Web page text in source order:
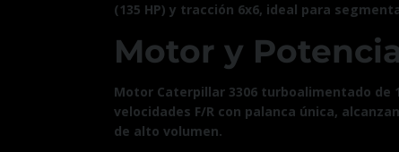
(135 HP) y tracción 6x6, ideal para
Motor y
Motor Caterpillar 3306 turboalimentado de
velocidades F/R con palanca única,
de alto volumen.